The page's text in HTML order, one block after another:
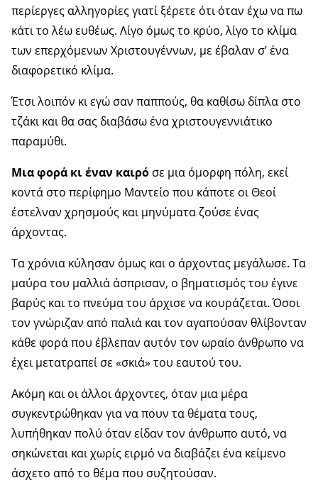
περίεργες αλληγορίες γιατί ξέρετε ότι όταν έχω να πω
κάτι το λέω ευθέως. Λίγο όμως το κρύο, λίγο το κλίμα
των επερχόμενων Χριστουγέννων, με έβαλαν σ’ ένα
διαφορετικό κλίμα.
Έτσι λοιπόν κι εγώ σαν παππούς, θα καθίσω δίπλα στο
τζάκι και θα σας διαβάσω ένα χριστουγεννιάτικο
παραμύθι.
Μια φορά κι έναν καιρό σε μια όμορφη πόλη, εκεί
κοντά στο περίφημο Μαντείο που κάποτε οι Θεοί
έστελναν χρησμούς και μηνύματα ζούσε ένας
άρχοντας.
Τα χρόνια κύλησαν όμως και ο άρχοντας μεγάλωσε. Τα
μαύρα του μαλλιά άσπρισαν, ο βηματισμός του έγινε
βαρύς και το πνεύμα του άρχισε να κουράζεται. Όσοι
τον γνώριζαν από παλιά και τον αγαπούσαν θλίβονταν
κάθε φορά που έβλεπαν αυτόν τον ωραίο άνθρωπο να
έχει μετατραπεί σε «σκιά» του εαυτού του.
Ακόμη και οι άλλοι άρχοντες, όταν μια μέρα
συγκεντρώθηκαν για να πουν τα θέματα τους,
λυπήθηκαν πολύ όταν είδαν τον άνθρωπο αυτό, να
σηκώνεται και χωρίς ειρμό να διαβάζει ένα κείμενο
άσχετο από το θέμα που συζητούσαν.